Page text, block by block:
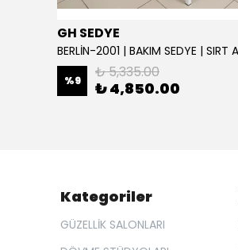
GH SEDYE
%9 ₺ 5,335.00
₺ 4,850.00
Kategoriler
GÜZELLİK SALONLARI